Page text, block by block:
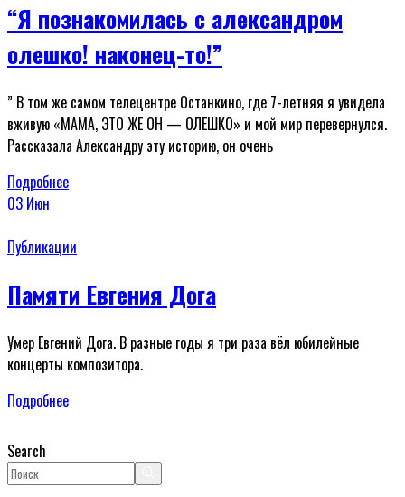
“Я познакомилась с александром
олешко! наконец-то!”
” В том же самом телецентре Останкино, где 7-летняя я увидела
вживую «МАМА, ЭТО ЖЕ ОН — ОЛЕШКО» и мой мир перевернулся.
Рассказала Александру эту историю, он очень
Подробнее
03 Июн
Публикации
Памяти Евгения Дога
Умер Евгений Дога. В разные годы я три раза вёл юбилейные
концерты композитора.
Подробнее
Search